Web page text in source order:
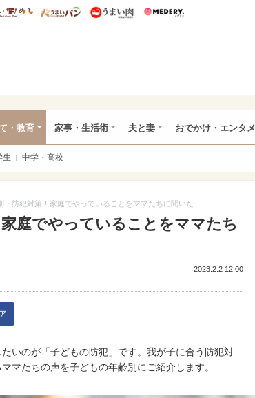
ディズニー特集
うまいめし うまいパン うまい肉
・教育 家事・生活術 夫と妻 おでかけ・エンタメ
生 中学・高校
・防犯対策！家庭でやっていることをママたちに聞いた
庭でやっていることをママたち
2023.2.2 12:00
いのが「子どもの防犯」です。我が子に合う防犯対
マたちの声を子どもの年齢別にご紹介します。